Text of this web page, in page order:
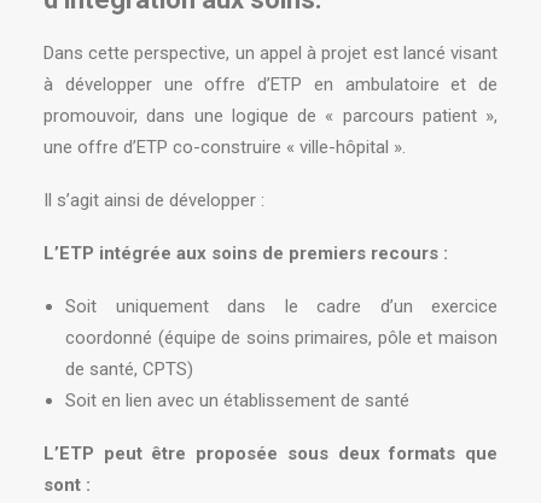
Dans cette perspective, un appel à projet est lancé visant
à développer une offre d’ETP en ambulatoire et de
promouvoir, dans une logique de « parcours patient »,
une offre d’ETP co-construire « ville-hôpital ».
Il s’agit ainsi de développer :
L’ETP intégrée aux soins de premiers recours :
Soit uniquement dans le cadre d’un exercice
coordonné (équipe de soins primaires, pôle et maison
de santé, CPTS)
Soit en lien avec un établissement de santé
L’ETP peut être proposée sous deux formats que
sont :